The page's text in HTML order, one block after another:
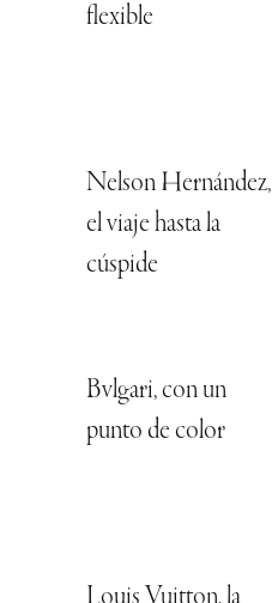
flexible
Nelson Hernández,
el viaje hasta la
cúspide
Bvlgari, con un
punto de color